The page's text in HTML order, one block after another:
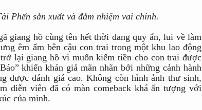
Phến sản xuất và đảm nhiệm vai chính.
giang hồ cùng tên hết thời đang quy ẩn, lui về làm
êm ấm bên cậu con trai trong một khu lao động
lại giang hồ vì muốn kiếm tiền cho con trai được
khiến khán giả mãn nhãn bởi những cảnh hành
được đánh giá cao. Không còn hình ảnh thư sinh,
diễn viên đã có màn comeback khá ấn tượng với
của mình.